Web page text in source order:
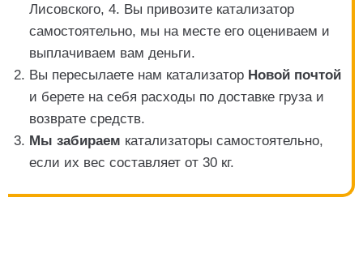
Лисовского, 4. Вы привозите катализатор
самостоятельно, мы на месте его оцениваем и
выплачиваем вам деньги.
Вы пересылаете нам катализатор Новой почтой
и берете на себя расходы по доставке груза и
возврате средств.
Мы забираем катализаторы самостоятельно,
если их вес составляет от 30 кг.